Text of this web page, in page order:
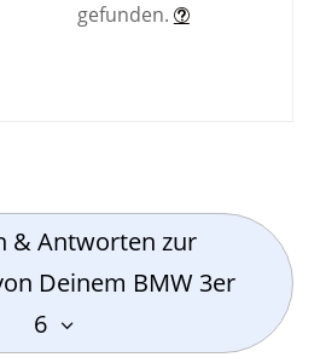
gefunden.
& Antworten zur
Deinem BMW 3er
6